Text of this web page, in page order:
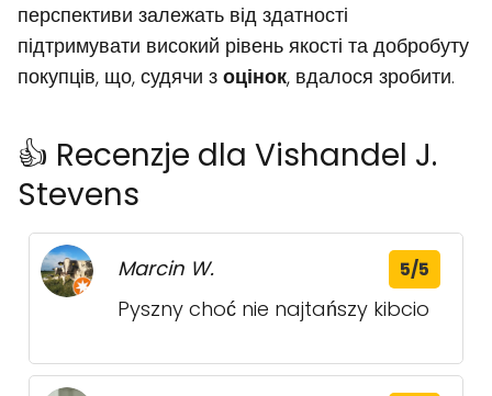
перспективи залежать від здатності
підтримувати високий рівень якості та добробуту
покупців, що, судячи з оцінок, вдалося зробити.
👍 Recenzje dla Vishandel J.
Stevens
Marcin W. 5/5
Pyszny choć nie najtańszy kibcio